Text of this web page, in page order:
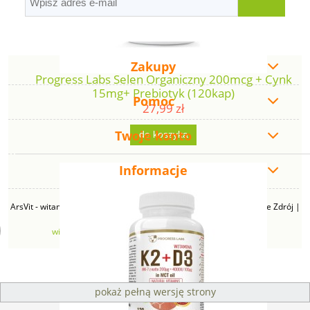
Progress Labs Selen Organiczny 200mcg + Cynk
15mg+ Prebiotyk (120kap)
27,99 zł
do koszyka
Zakupy
Pomoc
Twoje konto
Informacje
ArsVit - witaminyswanson.pl | ul. Zimowa 49B, 43-230 Goczałkowice Zdrój |
NIP: 6381219140 | REGON: 276280385 | Email:
witaminyswanson@gmail.com| Telefon:
pokaż pełną wersję strony